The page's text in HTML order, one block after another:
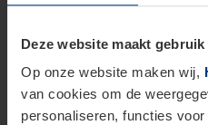
Deze website maakt
Op onze website maken wij,
van cookies om de
personaliseren, functies